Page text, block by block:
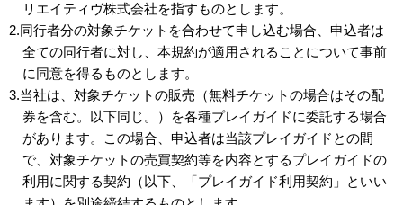
リエイティヴ株式会社を指すものとします。
2.同行者分の対象チケットを合わせて申し込む場合、申込者は
全ての同行者に対し、本規約が適用されることについて事前
に同意を得るものとします。
3.当社は、対象チケットの販売（無料チケットの場合はその配
券を含む。以下同じ。）を各種プレイガイドに委託する場合
があります。この場合、申込者は当該プレイガイドとの間
で、対象チケットの売買契約等を内容とするプレイガイドの
利用に関する契約（以下、「プレイガイド利用契約」といい